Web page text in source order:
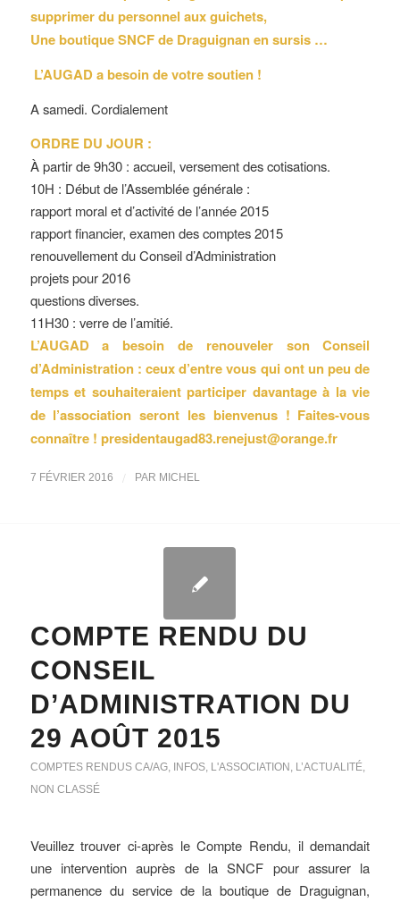
supprimer du personnel aux guichets,
Une boutique SNCF de Draguignan en sursis …
L’AUGAD a besoin de votre soutien !
A samedi. Cordialement
ORDRE DU JOUR :
À partir de 9h30 : accueil, versement des cotisations.
10H : Début de l’Assemblée générale :
rapport moral et d’activité de l’année 2015
rapport financier, examen des comptes 2015
renouvellement du Conseil d’Administration
projets pour 2016
questions diverses.
11H30 : verre de l’amitié.
L’AUGAD a besoin de renouveler son Conseil
d’Administration : ceux d’entre vous qui ont unpeu de
temps et souhaiteraient participer davantage à la vie
de l’association seront les bienvenus ! Faites-vous
connaître ! presidentaugad83.renejust@orange.fr
7 FÉVRIER 2016 PAR MICHEL
COMPTE RENDU DU
CONSEIL
D’ADMINISTRATION DU
29 AOÛT 2015
COMPTES RENDUS CA/AG, INFOS, L'ASSOCIATION L’ACTUALITÉ,
NON CLASSÉ
Veuillez trouver ci-après le Compte Rendu, il demandait
une intervention auprès de la SNCF pour assurer la
permanence du service de la boutique de Draguignan,